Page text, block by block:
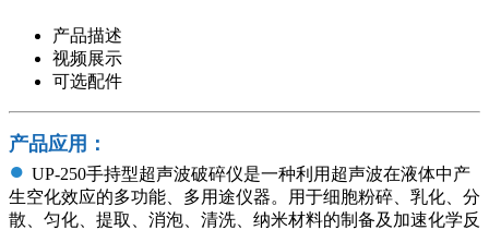
产品描述
视频展示
可选配件
产品应用：
● UP-250手持型超声波破碎仪是一种利用超声波在液体中产
生空化效应的多功能、多用途仪器。用于细胞粉碎、乳化、分
散、匀化、提取、消泡、清洗、纳米材料的制备及加速化学反